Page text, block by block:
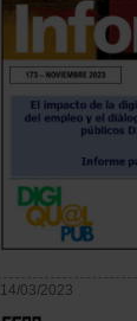
14/03/2023